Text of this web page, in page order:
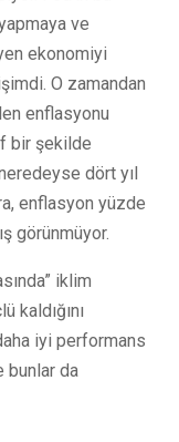
ve
ekonomiyi
O zamandan
enflasyonu
bir şekilde
dört yıl
enflasyon yüzde
görünmüyor.
iklim
kaldığını
iyi performans
bunlar da